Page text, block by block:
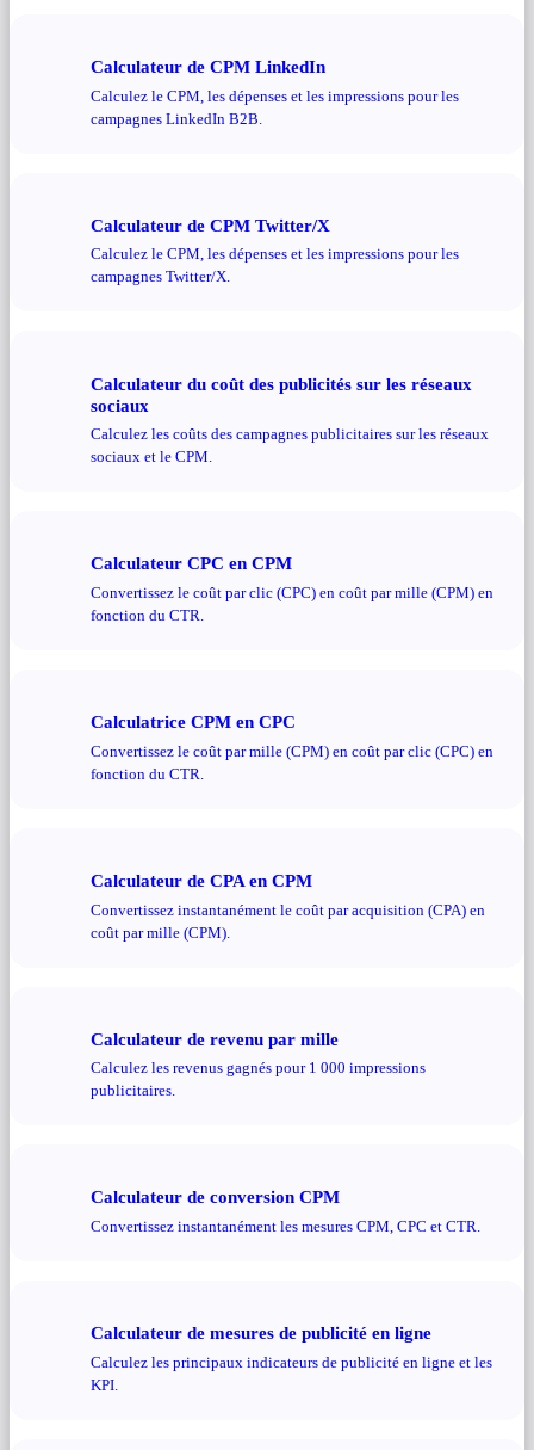
Calculateur de CPM LinkedIn
Calculez le CPM, les dépenses et les impressions pour les
campagnes LinkedIn B2B.
Calculateur de CPM Twitter/X
Calculez le CPM, les dépenses et les impressions pour les
campagnes Twitter/X.
Calculateur du coût des publicités sur les réseaux
sociaux
Calculez les coûts des campagnes publicitaires sur les réseaux
sociaux et le CPM.
Calculateur CPC en CPM
Convertissez le coût par clic (CPC) en coût par mille (CPM) en
fonction du CTR.
Calculatrice CPM en CPC
Convertissez le coût par mille (CPM) en coût par clic (CPC) en
fonction du CTR.
Calculateur de CPA en CPM
Convertissez instantanément le coût par acquisition (CPA) en
coût par mille (CPM).
Calculateur de revenu par mille
Calculez les revenus gagnés pour 1 000 impressions
publicitaires.
Calculateur de conversion CPM
Convertissez instantanément les mesures CPM, CPC et CTR.
Calculateur de mesures de publicité en ligne
Calculez les principaux indicateurs de publicité en ligne et les
KPI.